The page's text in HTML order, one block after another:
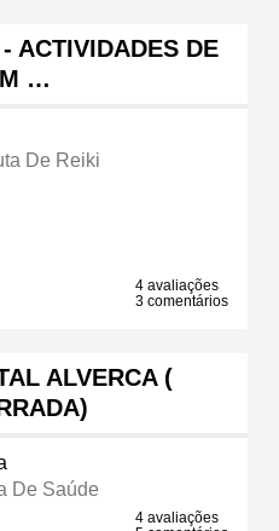
ACTIVIDADES DE
…
De Reiki
4 avaliações
3 comentários
ALVERCA (
De Saúde
4 avaliações